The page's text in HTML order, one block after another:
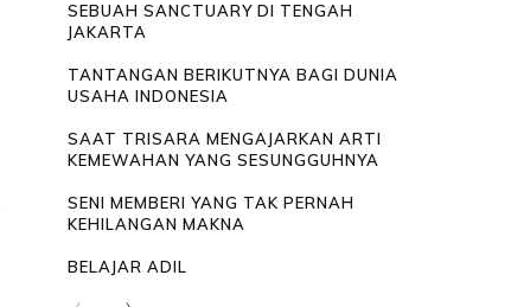
SEBUAH SANCTUARY DI TENGAH
JAKARTA
TANTANGAN BERIKUTNYA BAGI DUNIA
USAHA INDONESIA
SAAT TRISARA MENGAJARKAN ARTI
KEMEWAHAN YANG SESUNGGUHNYA
SENI MEMBERI YANG TAK PERNAH
KEHILANGAN MAKNA
BELAJAR ADIL